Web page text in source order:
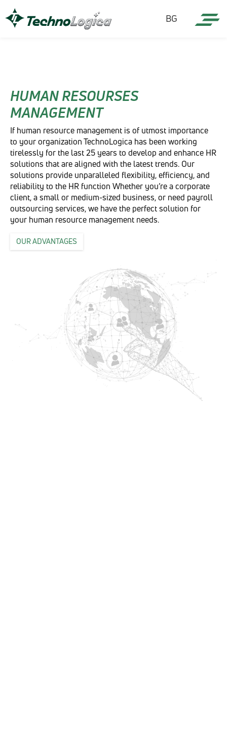
BG
HUMAN RESOURSES
MANAGEMENT
If human resource management is of utmost importance
to your organization TechnoLogica has been working
tirelessly for the last 25 years to develop and enhance HR
solutions that are aligned with the latest trends. Our
solutions provide unparalleled flexibility, efficiency, and
reliability to the HR function Whether you’re a corporate
client, a small or medium-sized business, or need payroll
outsourcing services, we have the perfect solution for
your human resource management needs.
OUR ADVANTAGES